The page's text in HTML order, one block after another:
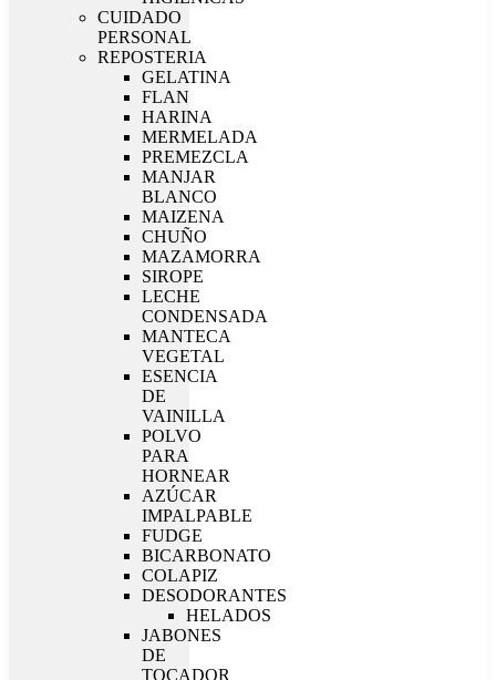
CUIDADO
PERSONAL
REPOSTERIA
GELATINA
FLAN
HARINA
MERMELADA
PREMEZCLA
MANJAR
BLANCO
MAIZENA
CHUÑO
MAZAMORRA
SIROPE
LECHE
CONDENSADA
MANTECA
VEGETAL
ESENCIA
DE
VAINILLA
POLVO
PARA
HORNEAR
AZÚCAR
IMPALPABLE
FUDGE
BICARBONATO
COLAPIZ
DESODORANTES
HELADOS
JABONES
DE
TOCADOR